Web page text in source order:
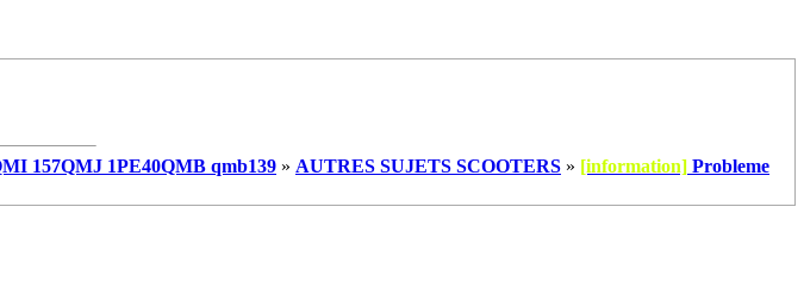
157QMJ 1PE40QMB qmb139 » AUTRES SUJETS SCOOTERS » [information] Probleme